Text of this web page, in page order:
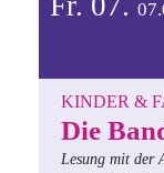
KINDER &
Die
Lesung mit der